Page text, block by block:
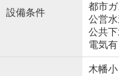
設備条件
都市ガ
公営
公共
電気有
木幡